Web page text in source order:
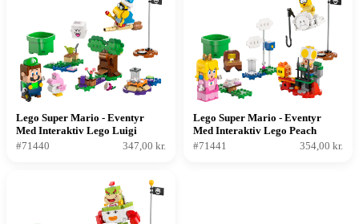
Lego Super Mario - Eventyr
Med Interaktiv Lego Luigi
#71440
347,00 kr.
Lego Super Mario - Eventyr
Med Interaktiv Lego Peach
#71441
354,00 kr.